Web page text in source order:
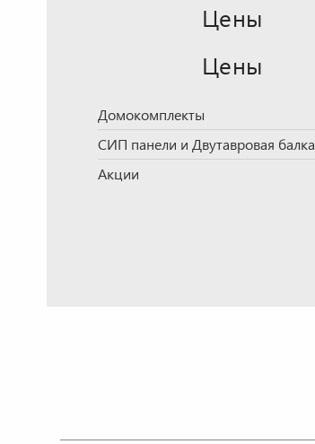
Цены
Цены
Домокомплекты
СИП панели и Двутавровая балка
Акции